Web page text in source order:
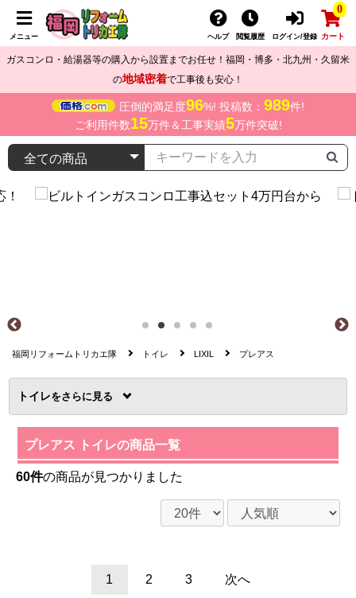
メニュー ヘルプ 閲覧履歴 ログイン/登録
0
カート
ガスコンロ・給湯器等の購入から設置までお任せ！福岡・博多・北九州・久留米
の地域密着で工事後も安心！
圧倒的満足度96%! 投稿数： 989件!
ご利用件数15万件＆工事実績5万件突破!
福岡リフォームトリカエ隊 トイレ LIXIL プレアス
トイレを
プレアス トイレの商品一覧
60件の商品が見つかりました
1 2 3 次へ